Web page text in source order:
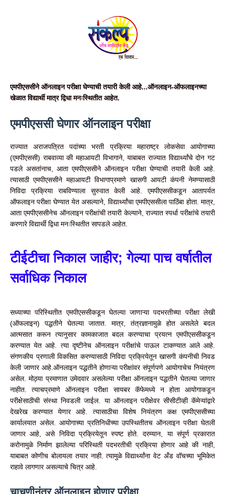
एमपीएससीने ऑनलाइन परीक्षा घेण्याची तयारी केली आहे...ऑनलाइन-ऑफलाइनच्या
खेळात विद्यार्थी मात्र द्विधा मनःस्थितीत आहेत.
एमपीएससी घेणार ऑनलाइन परीक्षा
राज्यात अराजपत्रित पदांच्या भरती प्रक्रिया महाराष्ट्र लोकसेवा आयोगाच्या
(एमपीएससी) राबवाव्या की महाआयटी विभागाने, याबाबत राज्यात विद्यार्थ्यांचे दोन गट
पडले असतांनाच, आता एमपीएससीने ऑनलाइन परीक्षा घेण्याची तयारी केली आहे.
त्यासाठी एमपीएससीने महाआयटी विभागाप्रमाणे खासगी आयटी कंपनी नेमण्यासाठी
निविदा प्रक्रिया राबविण्याला सुरुवात केली आहे. एमपीएससीकडून आतापर्यत
ऑफलाइन परीक्षा घेण्यात येत असल्याने, विद्यार्थ्यांचा एमपीएससीला पाठिंबा होता. मात्र,
आता एमपीएससीनेच ऑनलाइन परीक्षांची तयारी केल्याने, राज्यात स्पर्धा परीक्षांचे तयारी
करणारे विद्यार्थी द्विधा मनःस्थितीत सापडले आहेत.
टीईटीचा निकाल जाहीर; गेल्या पाच वर्षातील
सर्वाधिक निकाल
सध्याच्या परिस्थितीत एमपीएससीकडून घेतल्या जाणाऱ्या पदभरतीच्या परीक्षा लेखी
(ऑफलाइन) पद्धतीने घेतल्या जातात. मात्र, तंत्रज्ञानामुळे होत असलेले बदल
आत्मसात करून त्यानुसार कामकाजात बदल करण्याचा प्रयत्न एमपीएससीकडून
करण्यात येत आहे. त्या दृष्टीनेच ऑनलाइन परीक्षांचे पाऊल टाकण्यात आले आहे.
संगणकीय प्रणाली विकसित करण्यासाठी निविदा प्रक्रियेतून खासगी कंपनीची निवड
केली जाणार आहे.ऑनलाइन पद्धतीने होणाऱ्या परीक्षांवर संपूर्णपणे आयोगाचेच नियंत्रण
असेल. मोठ्या प्रमाणात उमेदवार असलेल्या परीक्षा ऑनलाइन पद्धतीने घेतल्या जाणार
नाहीत. त्याचप्रमाणे ऑनलाइन परीक्षा सायबर कॅफेमध्ये न होता आयोगाकडून
परीक्षेसाठीची संस्था निवडली जाईल. या ऑनलाइन परीक्षेवर सीसीटीव्ही कॅमेऱ्यांद्वारे
देखरेख करण्यात येणार आहे. त्यासाठीचा विशेष नियंत्रण कक्ष एमपीएससीच्या
कार्यालयात असेल. आयोगाच्या प्रतिनिधीच्या उपस्थितीतच ऑनलाइन परीक्षा घेतली
जाणार आहे, असे निविदा प्रक्रियेतून स्पष्ट होते. दरम्यान, या संपूर्ण प्रकारात
करोनामुळे निर्माण झालेल्या परिस्थिती पदभरतीची प्रक्रिया होणार आहे की नाही,
याबाबत कोणीच बोलायला तयार नाही. त्यामुळे विद्यार्थ्यांना वेट अँड वॉचच्या भूमिकेत
राहावे लागणार असल्याचे चित्र आहे.